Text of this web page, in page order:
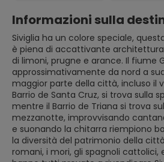
Informazioni sulla
Siviglia ha un colore speciale,
è piena di accattivante
di limoni, prugne e arance. Il fiume
approssimativamente da nord a
maggior parte della città, incluso il
Barrio de Santa Cruz, si trova sulla
mentre il Barrio de Triana si trova
mezzanotte, improvvisando
e suonando la chitarra riempiono
la diversità del patrimonio della
romani, i mori, gli spagnoli cattolici,